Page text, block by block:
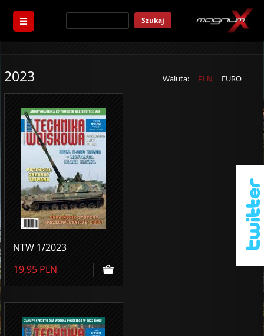
Szukaj
Waluta: PLN EURO
2023
NTW 1/2023
19,95 PLN